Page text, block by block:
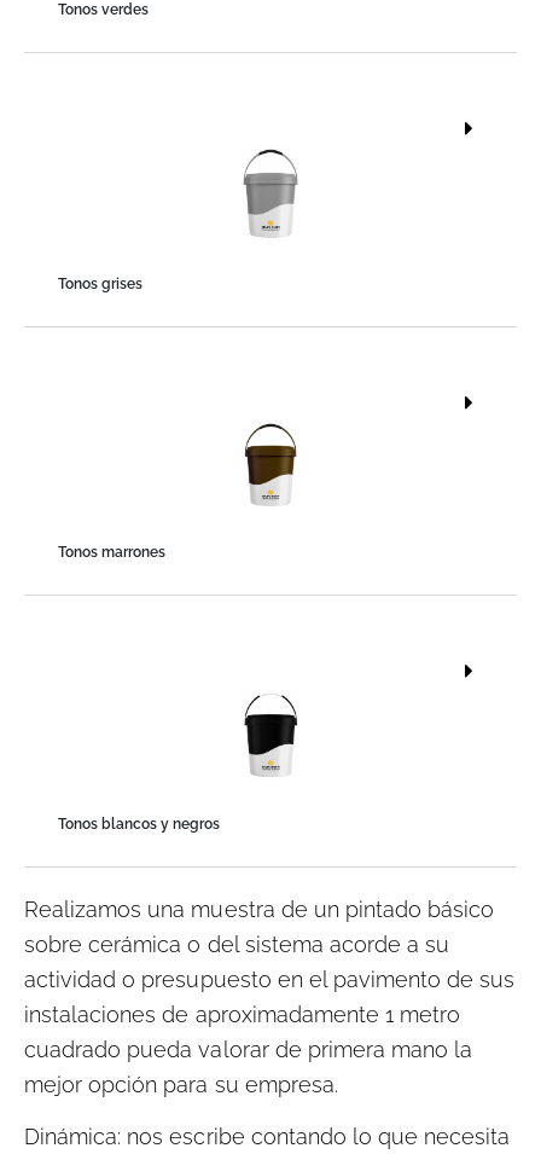
Tonos verdes
Tonos grises
Tonos marrones
Tonos blancos y negros
Realizamos una muestra de un pintado básico
sobre cerámica o del sistema acorde a su
actividad o presupuesto en el pavimento de sus
instalaciones de aproximadamente 1 metro
cuadrado pueda valorar de primera mano la
mejor opción para su empresa.
Dinámica: nos escribe contando lo que necesita